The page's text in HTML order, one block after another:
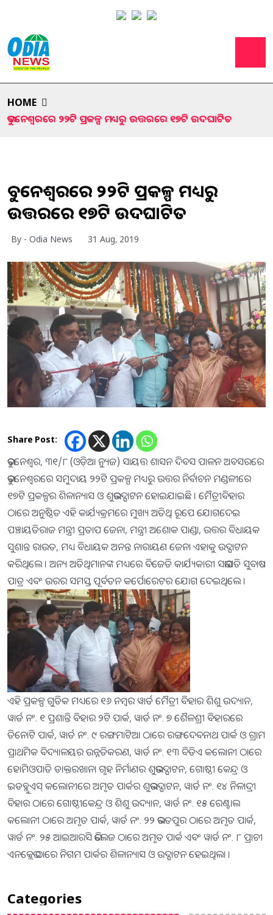
HOME
ଭୁବନେଶ୍ବରରେ ୨୨ଟି ପ୍ରକଳ୍ପ ମଧ୍ୟରୁ ଉତ୍ତରରେ ୧୭ଟି ଉଦଘାଟିତ
ଭୁବନେଶ୍ବରରେ ୨୨ଟି ପ୍ରକଳ୍ପ ମଧ୍ୟରୁ
ଉତ୍ତରରେ ୧୭ଟି ଉଦଘାଟିତ
By - Odia News 31 Aug, 2019
Share Post:
ଭୁବନେଶ୍ୱର, ୩୧/୮ (ଓଡ଼ିଆ ନ୍ୟୁଜ) ସାୟତ୍ତ ଶାସନ ଦିବସ ପାଳନ ଅବସରରେ
ଭୁବନେଶ୍ବରରେ ସମୁଦାୟ ୨୨ଟି ପ୍ରକଳ୍ପ ମଧ୍ୟରୁ ଉତ୍ତର ନିର୍ବାଚନ ମଣ୍ଡଳୀରେ
୧୭ଟି ପ୍ରକଳ୍ପର ଶିଳାନ୍ୟାସ ଓ ଶୁଭଉଦ୍ଘାଟନ ହୋଇଯାଇଛି । ମୈତ୍ରୀବିହାର
ଠାରେ ଅନୁଷ୍ଠିତ ଏହି କାର୍ଯ୍ୟକ୍ରମରେ ମୁଖ୍ୟ ଅତିଥି ରୂପେ ଯୋଗଦେଇ
ପଞ୍ଚାୟତିରାଜ ମନ୍ତ୍ରୀ ପ୍ରତାପ ଜେନା, ମନ୍ତ୍ରୀ ଅଶୋକ ପାଣ୍ଡା, ଉତ୍ତର ବିଧାୟକ
ସୁଶାନ୍ତ ରାଉତ, ମଧ୍ୟ ବିଧାୟକ ଅନନ୍ତ ନାରାୟଣ ଜେନା ଏହାକୁ ଉଦ୍ଘାଟନ
କରିଥିଲେ । ଅନ୍ୟ ଅତିଥିମାନଙ୍କ ମଧ୍ୟରେ ବିଜେଡି କାର୍ଯ୍ୟକାରୀ ସଭାପତି ସୁବାଷ
ପାତ୍ର ଏବଂ ଉରର ସମସ୍ତ ପୂର୍ବତନ କର୍ପୋରେଟର ଯୋଗ ଦେଇଥିଲେ ।
ଏହି ପ୍ରକଳ୍ପ ଗୁଡିକ ମଧ୍ୟରେ ୧୬ ନମ୍ବର ୱାର୍ଡ ମୈତ୍ରୀ ବିହାର ଶିଶୁ ଉଦ୍ୟାନ,
ୱାର୍ଡ ନଂ. ୧ ପ୍ରଶାନ୍ତି ବିହାର ୨ଟି ପାର୍କ, ୱାର୍ଡ ନଂ. ୭ ଶୈଳଶ୍ରୀ ବିହାରରେ
ତିନୋଟି ପାର୍କ, ୱାର୍ଡ ନଂ. ୯ ରଙ୍ଗମାଟିଆ ଠାରେ ରଙ୍ଗଦେବନାଥ ପାର୍କ ଓ ଗ୍ରାମ
ପ୍ରାଥମିକ ବିଦ୍ୟାଳୟର ଉନ୍ନତିକରଣ, ୱାର୍ଡ ନଂ. ୧୩ ବିଡିଏ କଲୋନୀ ଠାରେ
ହୋମିଓପାତି ଡାକ୍ତରଖାନା ଗୃହ ନିର୍ମାଣର ଶୁଭଉଦ୍ଘାଟନ, ଗୋଷ୍ଠୀ କେନ୍ଦ୍ର ଓ
ଇଡବ୍ଲୁଏସ୍ କଲୋନୀରେ ଅମୃତ ପାର୍କର ଶୁଭଉଦ୍ଘାଟନ, ୱାର୍ଡ ନଂ. ୧୪ ନିଳାଦ୍ରୀ
ବିହାର ଠାରେ ଗୋଷ୍ଠୀକେନ୍ଦ୍ର ଓ ଶିଶୁ ଉଦ୍ୟାନ, ୱାର୍ଡ ନଂ. ୧୫ ରେଣ୍ଟାଲ
କଲୋନୀ ଠାରେ ଅମୃତ ପାର୍କ, ୱାର୍ଡ ନଂ. ୨୨ ଭରତପୁର ଠାରେ ଅମୃତ ପାର୍କ,
ୱାର୍ଡ ନଂ. ୨୫ ଆଇଆରସି ଭିଲେଜ ଠାରେ ଅମୃତ ପାର୍କ ଏବଂ ୱାର୍ଡ ନଂ. ୮ ପ୍ରାଚୀ
ଏନକ୍ଲେଭ ଠାରେ ନିଗମ ପାର୍କର ଶିଳାନ୍ୟାସ ଓ ଉଦ୍ଘାଟନ ହେଇଥିଲା ।
Categories